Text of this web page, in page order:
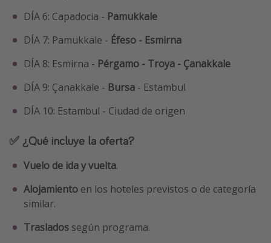
DÍA 6: Capadocia - Pamukkale
DÍA 7: Pamukkale - Éfeso - Esmirna
DÍA 8: Esmirna - Pérgamo - Troya - Çanakkale
DÍA 9: Çanakkale - Bursa - Estambul
DÍA 10: Estambul - Ciudad de origen
✅ ¿Qué incluye la oferta?
Vuelo de ida y vuelta.
Alojamiento en los hoteles previstos o de categoría
similar.
Traslados según programa.